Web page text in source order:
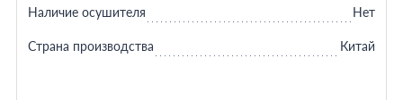
Наличие осушителя Нет
Страна производства Китай